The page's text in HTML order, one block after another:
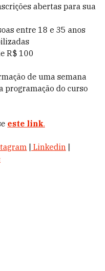
abertas para sua
entre 18 e 35 anos
R$ 100
de uma semana
programação do curso
este link.
Linkedin